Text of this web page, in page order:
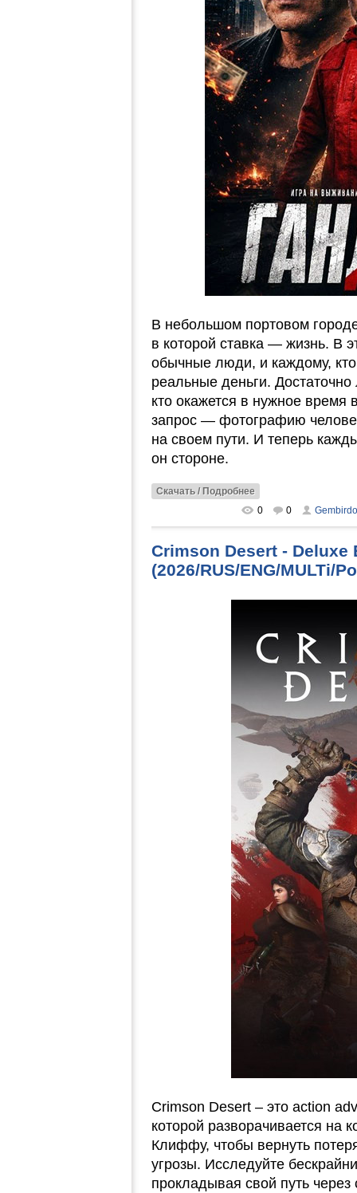
В небольшом портовом
в которой ставка — жизнь. В
обычные люди, и каждому,
реальные деньги.
кто окажется в нужное
запрос — фотографию
на своем пути. И теперь
он стороне.
Скачать / Подробнее
0
0
Crimson Desert - Deluxe
(2026/RUS/ENG/MULTi/
Crimson Desert – это action
которой разворачивается на
Клиффу, чтобы вернуть
угрозы. Исследуйте
прокладывая свой путь